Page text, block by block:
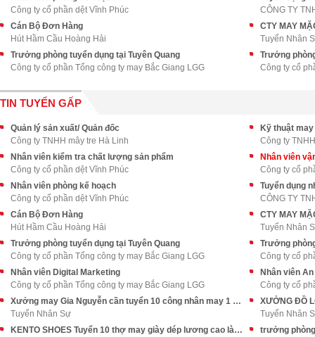
Công ty cổ phần dệt Vĩnh Phúc
Cán Bộ Đơn Hàng
Hút Hầm Cầu Hoàng Hải
Tuyển Nhân
Trưởng phòng tuyển dụng tại Tuyên Quang
Công ty cổ phần Tổng công ty may Bắc Giang LGG
Trưởng
Công ty cổ
TIN TUYỂN GẤP
Quản lý sản xuất/ Quản đốc
Công ty TNHH mây tre Hà Linh
Kỹ thuật may
Công ty
Nhân viên kiểm tra chất lượng sản phẩm
Công ty cổ phần dệt Vĩnh Phúc
Nhân viên
Công ty cổ
Nhân viên phòng kế hoạch
Công ty cổ phần dệt Vĩnh Phúc
Tuyển dụng
Cán Bộ Đơn Hàng
Hút Hầm Cầu Hoàng Hải
Tuyển Nhân
Trưởng phòng tuyển dụng tại Tuyên Quang
Công ty cổ phần Tổng công ty may Bắc Giang LGG
Trưởng
Công ty cổ
Nhân viên Digital Marketing
Công ty cổ phần Tổng công ty may Bắc Giang LGG
Nhân viên
Công ty cổ
Xưởng may Gia Nguyễn cần tuyển 10 công nhân may 1 kim và vắt sổ
Tuyển Nhân Sự
Tuyển Nhân
KENTO SHOES Tuyển 10 thợ may giày dép lương cao làm tại Bình Tân
trưởng